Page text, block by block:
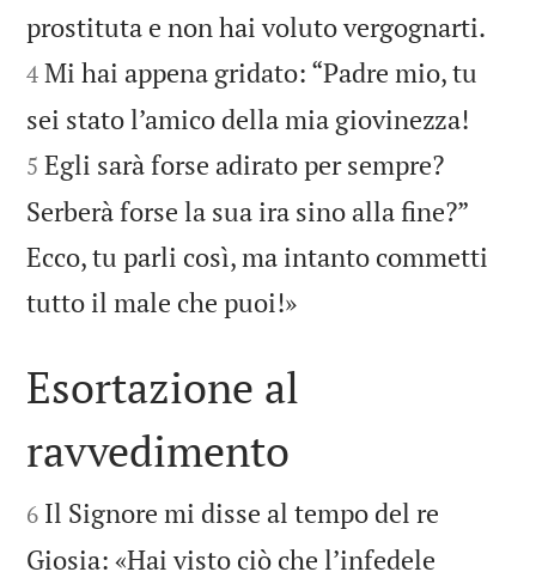
prostituta e non hai voluto vergognarti.
4 Mi hai appena gridato: “Padre mio, tu
sei stato l’amico della mia giovinezza!
5 Egli sarà forse adirato per sempre?
Serberà forse la sua ira sino alla fine?”
Ecco, tu parli così, ma intanto commetti
tutto il male che puoi!»

Esortazione al
ravvedimento

6 Il Signore mi disse al tempo del re
Giosia: «Hai visto ciò che l’infedele